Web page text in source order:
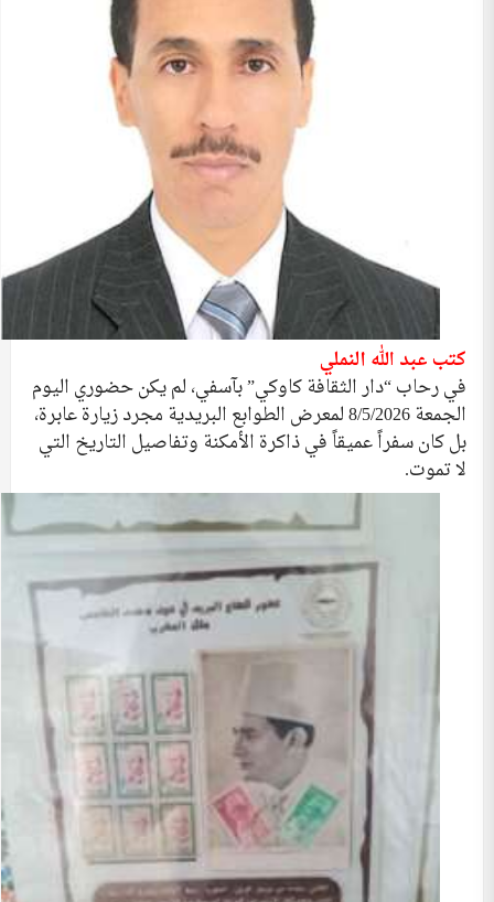
كتب عبد الله النملي
في رحاب “دار الثقافة كاوكي” بآسفي، لم يكن حضوري اليوم
الجمعة 8/5/2026 لمعرض الطوابع البريدية مجرد زيارة عابرة،
بل كان سفراً عميقاً في ذاكرة الأمكنة وتفاصيل التاريخ التي
لا تموت.